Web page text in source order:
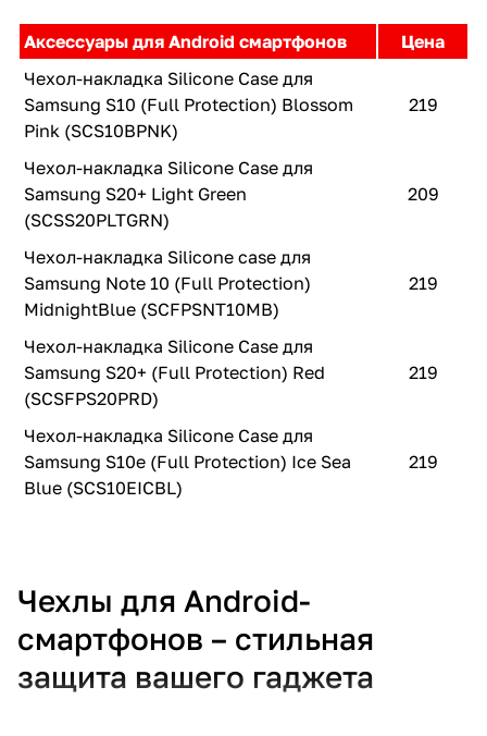
Аксессуары для Android смартфонов
Цена
Чехол-накладка Silicone Case для
Samsung S10 (Full Protection) Blossom
Pink (SCS10BPNK)
219
Чехол-накладка Silicone Case для
Samsung S20+ Light Green
(SCSS20PLTGRN)
209
Чехол-накладка Silicone case для
Samsung Note 10 (Full Protection)
MidnightBlue (SCFPSNT10MB)
219
Чехол-накладка Silicone Case для
Samsung S20+ (Full Protection) Red
(SCSFPS20PRD)
219
Чехол-накладка Silicone Case для
Samsung S10e (Full Protection) Ice Sea
Blue (SCS10EICBL)
219
Чехлы для Android-
смартфонов – стильная
защита вашего гаджета